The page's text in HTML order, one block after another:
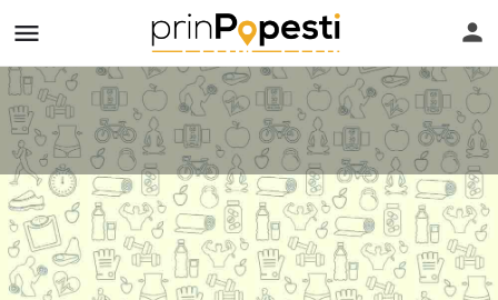
Povalinio - Site web la cheie
Telefon
0762777111 Suna Favorit